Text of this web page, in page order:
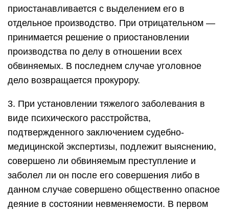
приостанавливается с выделением его в
отдельное производство. При отрицательном —
принимается решение о приостановлении
производства по делу в отношении всех
обвиняемых. В последнем случае уголовное
дело возвращается прокурору.
3. При установлении тяжелого заболевания в
виде психического расстройства,
подтвержденного заключением судебно-
медицинской экспертизы, подлежит выяснению,
совершено ли обвиняемым преступление и
заболел ли он после его совершения либо в
данном случае совершено общественно опасное
деяние в состоянии невменяемости. В первом